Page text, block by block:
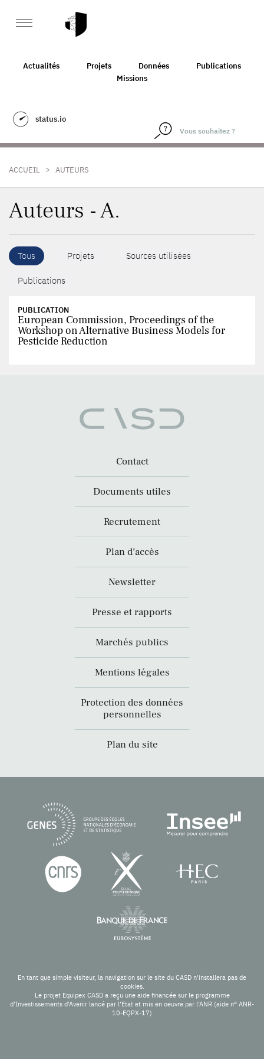
Actualités Projets Données
Publications
Missions
status.io
ACCUEIL > AUTEURS
Auteurs - A.
Tous Projets Sources utilisées
Publications
PUBLICATION
European Commission, Proceedings of the
Workshop on Alternative Business Models for
Pesticide Reduction
Contact
Documents utiles
Recrutement
Plan d’accès
Newsletter
Presse et rapports
Marchés publics
Mentions légales
Protection des données
personnelles
Plan du site
En tant que simple visiteur, la navigation sur le site du CASD n'installera pas de
cookies.
Le projet Equipex CASD a reçu une aide financée sur le programme
d’Investissements d’Avenir lancé par l’Etat et mis en oeuvre par l’ANR (aide n° ANR-
10-EQPX-17)